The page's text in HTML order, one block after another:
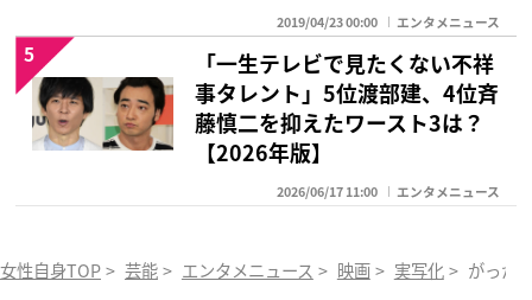
2019/04/23 00:00 エンタメニュース
「一生テレビで見たくない不祥
事タレント」5位渡部建、4位斉
藤慎二を抑えたワースト3は？
【2026年版】
2026/06/17 11:00 エンタメニュース
5
女性自身TOP > 芸能 > エンタメニュース > 映画 > 実写化 > がっか